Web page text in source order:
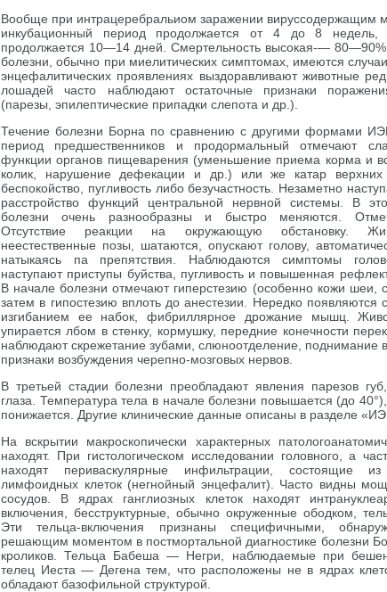
Вообще при интрацеребральиом заражении вируссодержащим
инкубационный период продолжается от 4 до 8 недель,
продолжается 10—14 дней. Смертельность высокая-—
болезни, обычно при миелитических симптомах, имеются
энцефалитических проявлениях выздоравливают животные
лошадей часто наблюдают остаточные признаки
(парезы, эпилептические припадки слепота и др.).
Течение болезни Борна по сравнению с другими формами
период предшественников и продормальный отмечают
функции органов пищеварения (уменьшение приема корма и
колик, нарушение дефекации и др.) или же катар верхних
беспокойство, пугливость либо безучастность. Незаметно
расстройство функций центральной нервной системы. В
болезни очень разнообразны и быстро меняются.
Отсутствие реакции на окружающую обстановку.
неестественные позы, шатаются, опускают голову,
натыкаясь па препятствия. Наблюдаются симптомы
наступают приступы буйства, пугливость и повышенная
В начале болезни отмечают гиперстезию (особенно кожи шеи,
затем в гипостезию вплоть до анестезии. Нередко
изгибанием ее набок, фибриллярное дрожание мышц.
упирается лбом в стенку, кормушку, передние конечности
наблюдают скрежетание зубами, слюноотделение, поднимание
признаки возбуждения черепно-мозговых нервов.
В третьей стадии болезни преобладают явления парезов
глаза. Температура тела в начале болезни повышается (до
понижается. Другие клинические данные описаны в разделе
На вскрытии макроскопически характерных
находят. При гистологическом исследовании головного, а
находят периваскулярные инфильтрации, состоящие
лимфоидных клеток (негнойный энцефалит). Часто видны
сосудов. В ядрах ганглиозных клеток находят
включения, бесструктурные, обычно окруженные ободком,
Эти тельца-включения признаны специфичными,
решающим моментом в постмортальной диагностике болезни
кроликов. Тельца Бабеша — Негри, наблюдаемые при
телец Иеста — Дегена тем, что расположены не в ядрах
обладают базофильной структурой.